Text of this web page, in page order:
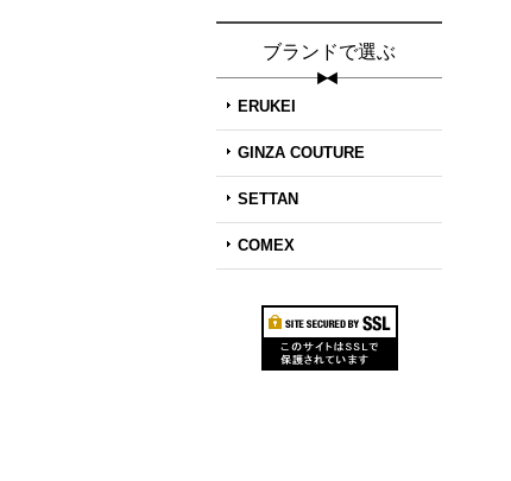
ブランドで選ぶ
ERUKEI
GINZA COUTURE
SETTAN
COMEX